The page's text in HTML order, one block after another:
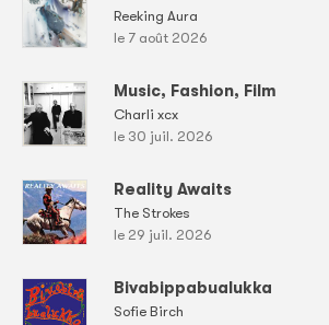
Reeking Aura
le 7 août 2026
Music, Fashion, Film
Charli xcx
le 30 juil. 2026
Reality Awaits
The Strokes
le 29 juil. 2026
Bivabippabualukka
Sofie Birch